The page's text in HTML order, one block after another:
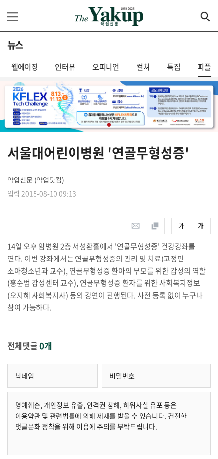
뉴스
웰에이징 인터뷰 오피니언 컬쳐 특집 피플
서울대어린이병원 '연골무형성증'
약업신문 (약업닷컴)
입력 2015-08-10 09:13
14일 오후 암병원 2층 서성환홀에서 '연골무형성증' 건강강좌를
연다. 이번 강좌에서는 연골무형성증의 관리 및 치료(고정민
소아청소년과 교수), 연골무형성증 환아의 부모를 위한 감성의 역할
(홍순범 감성센터 교수), 연골무형성증 환자를 위한 사회복지정보
(오지혜 사회복지사) 등의 강연이 진행된다. 사전 등록 없이 누구나
참여 가능하다.
전체댓글0개